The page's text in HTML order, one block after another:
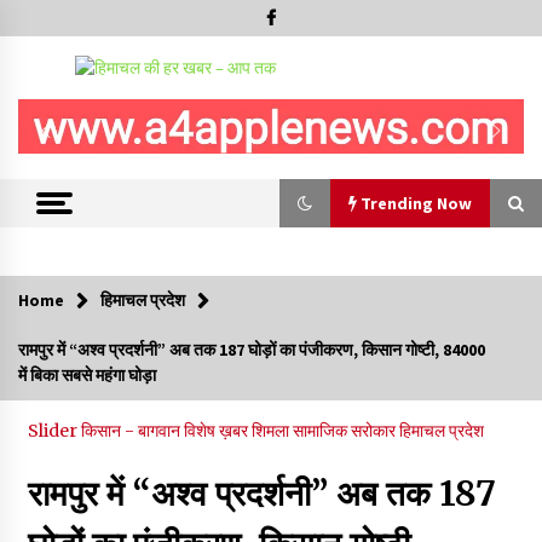
Trending Now
शिमला पुलिस में बड़ी अनुशासनात्मक कार्रवाई, 3 पुलिसकर्मी निलंबित
07/08/2026
Home हिमाचल प्रदेश
रामपुर में “अश्व प्रदर्शनी” अब तक 187 घोड़ों का पंजीकरण, किसान गोष्टी, 84000
में बिका सबसे महंगा घोड़ा
Sliderकिसान - बागवानविशेष ख़बरशिमलासामाजिक सरोकारहिमाचल प्रदेश
रामपुर में “अश्व प्रदर्शनी” अब तक 187